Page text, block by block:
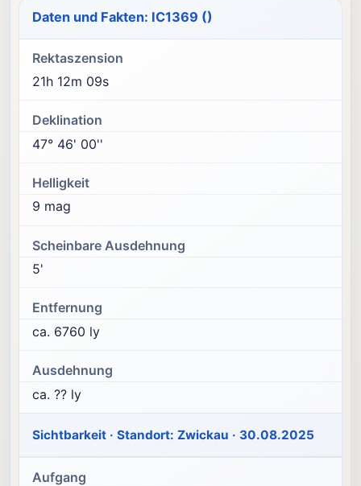
Daten und Fakten: IC1369 ()
Rektaszension
21h 12m 09s
Deklination
47° 46' 00''
Helligkeit
9 mag
Scheinbare Ausdehnung
5'
Entfernung
ca. 6760 ly
Ausdehnung
ca. ?? ly
Sichtbarkeit · Standort: Zwickau · 30.08.2025
Aufgang